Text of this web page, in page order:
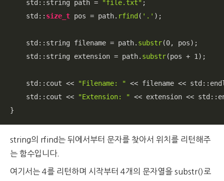
    std::string path =
"file.txt" ;
    std::
size_t pos = path. rfind ( '.' );
    std::string filename = path.
substr(0, pos);
    std::string extension = path.
substr(pos + 1 );
    std::cout <<
"Filename: " << filename <<
    std::cout <<
"Extension: " << extension <<
}
string의 rfind는 뒤에서부터 문자를 찾아서 위치를 리턴해주
는 함수입니다.
여기서는 4를 리턴하며 시작부터 4개의 문자열을 substr()로